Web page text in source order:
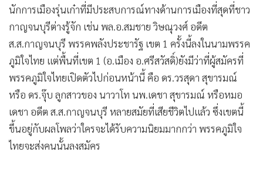
นักการเมืองรุ่นเก๋าที่มีประสบการณ์ทางด้านการเมืองที่สุดที่ชาว
กาญจนบุรีต่างรู้จัก เช่น พล.อ.สมชาย วิษณุวงศ์ อดีต
ส.ส.กาญจนบุรี พรรคพลังประชารัฐ เขต 1 ครั้งนี้ลงในนามพรรค
ภูมิใจไทย แต่พื้นที่เขต 1 (อ.เมือง อ.ศรีสวัสดิ์)ยังมีว่าที่ผู้สมัครที่
พรรคภูมิใจไทยเปิดตัวไปก่อนหน้านี้ คือ ดร.วรสุดา สุขารมณ์
หรือ ดร.จุ๊บ ลูกสาวของ นาวาโท นพ.เดชา สุขารมณ์ หรือหมอ
เดชา อดีต ส.ส.กาญจนบุรี หลายสมัยที่เสียชีวิตไปแล้ว ซึ่งเขตนี้
ขึ้นอยู่กับผลโพลว่าใครจะได้รับความนิยมมากกว่า พรรคภูมิใจ
ไทยจะส่งคนนั้นลงสมัคร